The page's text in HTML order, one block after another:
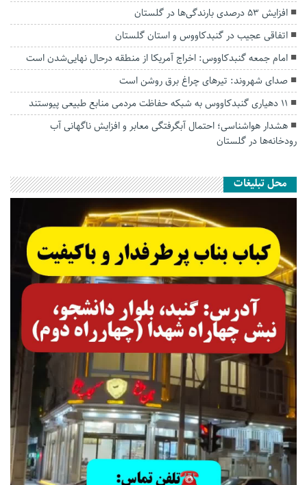
افزایش ۵۳ درصدی بارندگی‌ها در گلستان
اتفاقی عجیب در‌ گنبدکاووس و استان گلستان
امام جمعه گنبدکاووس: اخراج آمریکا از منطقه درحال نهایی‌شدن است
صدای شهروند: تیرهای چراغ برق روشن است
۱۱ دهیاری گنبدکاووس به شبکه حفاظت مردمی منابع طبیعی پیوستند
هشدار هواشناسی؛ احتمال آبگرفتگی معابر و افزایش ناگهانی آب
رودخانه‌ها در گلستان
محل تبلیغات